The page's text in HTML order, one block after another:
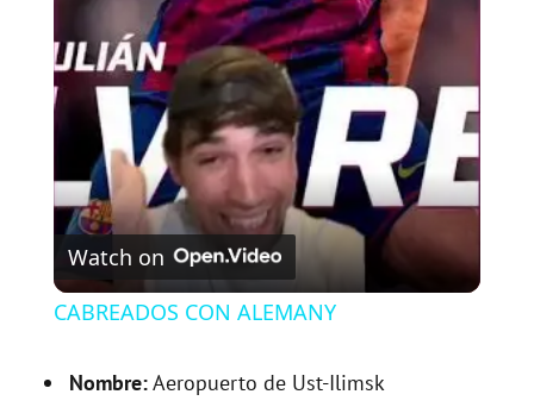
l
a
y
V
i
d
Watch on
CABREADOS CON ALEMANY
Nombre:Aeropuerto de Ust-Ilimsk